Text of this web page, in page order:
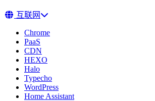
互联网
Chrome
PaaS
CDN
HEXO
Halo
Typecho
WordPress
Home Assistant